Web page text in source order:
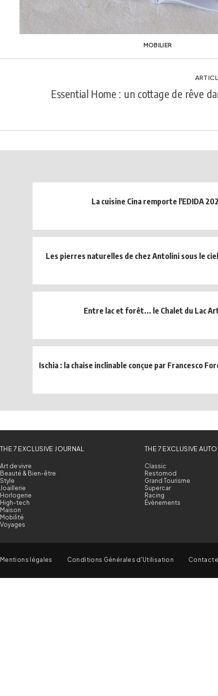
MOBILIER
Essential Home : un cottage de rêve
La cuisine Cina remporte l'EDIDA
Les pierres naturelles de chez Antolini sous le
Entre lac et forêt... le Chalet du Lac
Ischia : la chaise inclinable conçue par Francesco
THE 7 EXCLUSIVE JOURNAL
Art de vivre
Beauté & Bien-être
Style
Joaillerie
Horlogerie
High-tech
Maison
Mobilité
Voyages
THE 7 EXCLUSIVE AUTO
Classic
Restomod
Grand Tourisme
Supercar
Racing
Évènements
Mentions légales Conditions Générales d'Utilisation